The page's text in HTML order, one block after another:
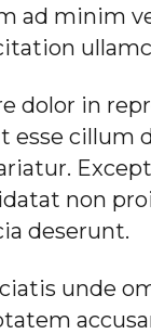
ad minim
dolor in
esse cillum
non
deserunt.
unde